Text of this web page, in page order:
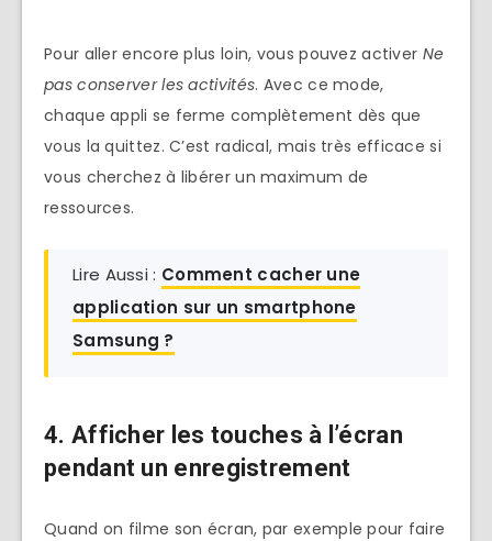
Pour aller encore plus loin, vous pouvez activer Ne
pas conserver les activités. Avec ce mode,
chaque appli se ferme complètement dès que
vous la quittez. C’est radical, mais très efficace si
vous cherchez à libérer un maximum de
ressources.
Lire Aussi : Comment cacher une
application sur un smartphone
Samsung ?
4. Afficher les touches à l’écran
pendant un enregistrement
Quand on filme son écran, par exemple pour faire